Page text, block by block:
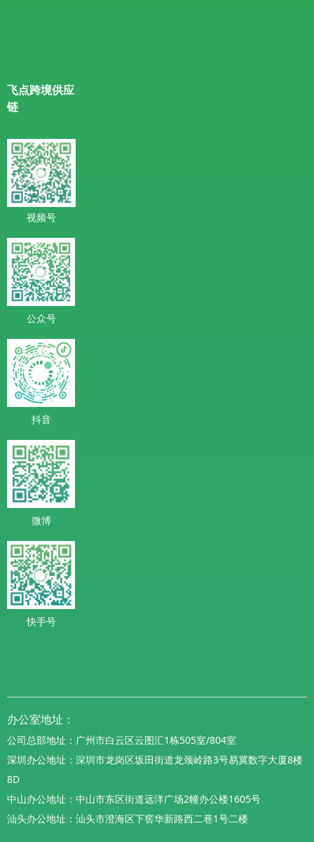
飞点跨境供应
链
视频号
公众号
抖音
微博
快手号
办公室地址：
公司总部地址：广州市白云区云图汇1栋505室/804室
深圳办公地址：深圳市龙岗区坂田街道龙颈岭路3号易冀数字大厦8楼
8D
中山办公地址：中山市东区街道远洋广场2幢办公楼1605号
汕头办公地址：汕头市澄海区下窖华新路西二巷1号二楼